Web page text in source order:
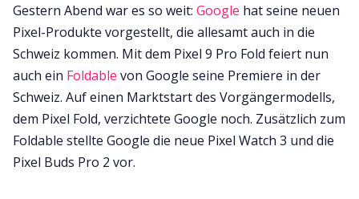
Gestern Abend war es so weit: Google hat seine neuen
Pixel-Produkte vorgestellt, die allesamt auch in die
Schweiz kommen. Mit dem Pixel 9 Pro Fold feiert nun
auch ein Foldable von Google seine Premiere in der
Schweiz. Auf einen Marktstart des Vorgängermodells,
dem Pixel Fold, verzichtete Google noch. Zusätzlich zum
Foldable stellte Google die neue Pixel Watch 3 und die
Pixel Buds Pro 2 vor.